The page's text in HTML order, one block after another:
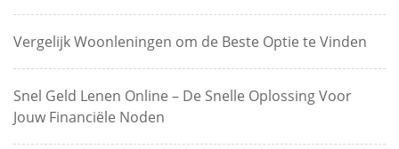
Vergelijk Woonleningen om de Beste Optie te Vinden
Snel Geld Lenen Online – De Snelle Oplossing Voor
Jouw Financiële Noden